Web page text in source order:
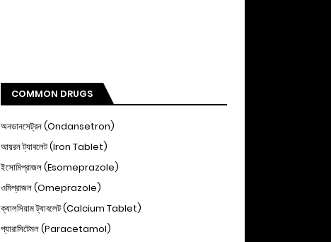
COMMON DRUGS
অনডানসেট্রন (Ondansetron)
আয়রন ট্যাবলেট (Iron Tablet)
ইসোমিপ্রাজল (Esomeprazole)
ওমিপ্রাজল (Omeprazole)
ক্যালসিয়াম ট্যাবলেট (Calcium Tablet)
প্যারাসিটেমল (Paracetamol)